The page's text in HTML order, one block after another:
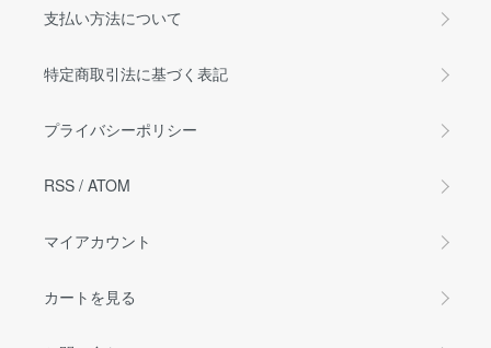
支払い方法について
特定商取引法に基づく表記
プライバシーポリシー
RSS / ATOM
マイアカウント
カートを見る